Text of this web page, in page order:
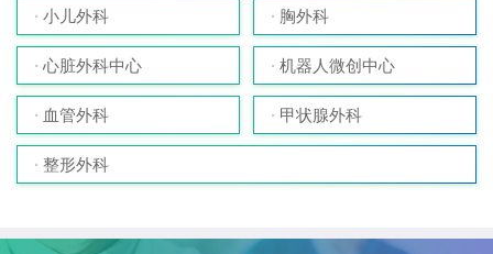
小儿外科 胸外科
心脏外科中心 机器人微创中心
血管外科 甲状腺外科
整形外科